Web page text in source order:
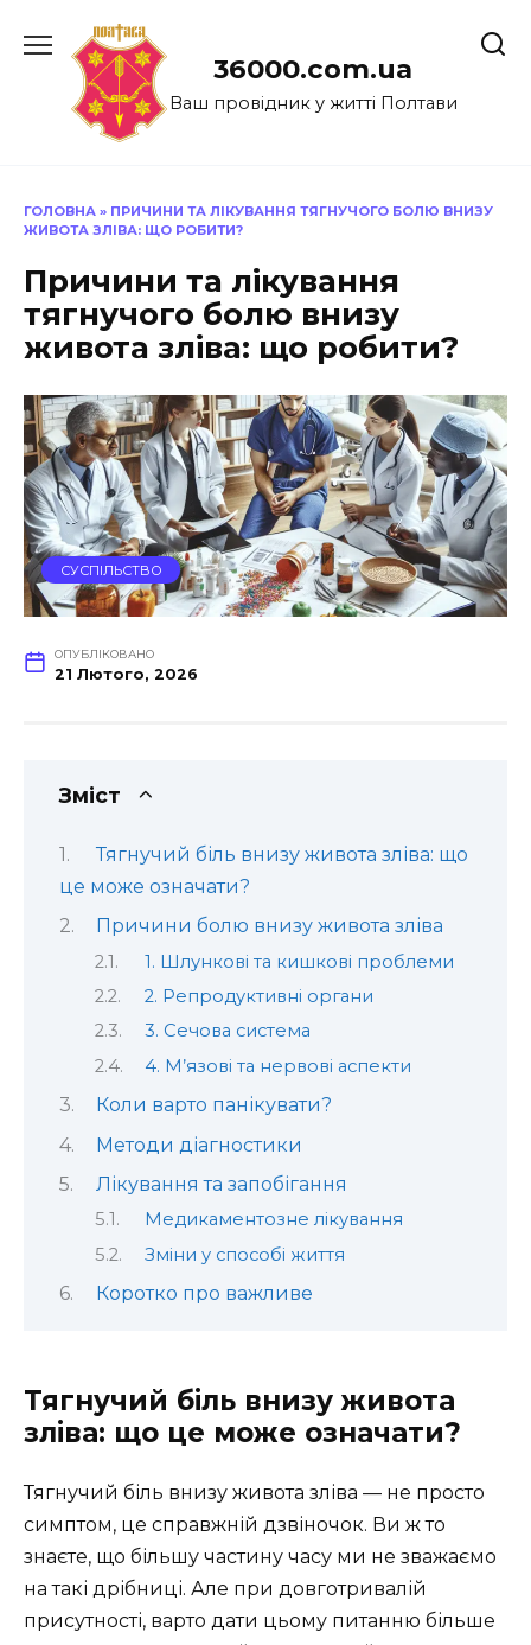
до
36000.com.ua
Ваш провідник у житті Полтави
ГОЛОВНА » ПРИЧИНИ ТА ЛІКУВАННЯ ТЯГНУЧОГО БОЛЮ ВНИЗУ
ЖИВОТА ЗЛІВА: ЩО РОБИТИ?
Причини та лікування
тягнучого болю внизу
живота зліва: що робити?
СУСПІЛЬСТВО
ОПУБЛІКОВАНО
21 Лютого, 2026
Зміст
Тягнучий біль внизу живота зліва: що
це може означати?
Причини болю внизу живота зліва
1. Шлункові та кишкові проблеми
2. Репродуктивні органи
3. Сечова система
4. М’язові та нервові аспекти
Коли варто панікувати?
Методи діагностики
Лікування та запобігання
Медикаментозне лікування
Зміни у способі життя
Коротко про важливе
Тягнучий біль внизу живота
зліва: що це може означати?
Тягнучий біль внизу живота зліва — не просто
симптом, це справжній дзвіночок. Ви ж то
знаєте, що більшу частину часу ми не зважаємо
на такі дрібниці. Але при довготривалій
присутності, варто дати цьому питанню більше